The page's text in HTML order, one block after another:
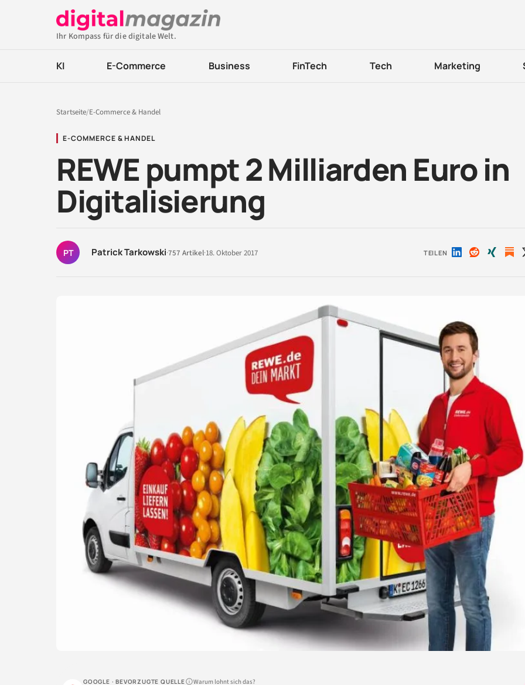
Ihr Kompass für die digitale Welt.
KI E-Commerce Business FinTech Tech Marketing
Startseite/E-Commerce & Handel
E-COMMERCE & HANDEL
REWE pumpt 2 Milliarden Euro in
Digitalisierung
PT Patrick Tarkowski·757 Artikel·18. Oktober 2017 TEILEN Auf Auf Auf
GOOGLE · BEVORZUGTE QUELLE Warum lohnt sich das?